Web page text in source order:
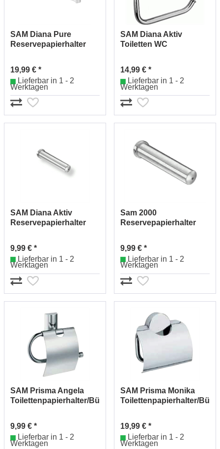
SAM Diana Pure
Reservepapierhalter
19,99 € *
Lieferbar in 1 - 2
Werktagen
SAM Diana Aktiv
Toiletten WC
14,99 € *
Lieferbar in 1 - 2
Werktagen
SAM Diana Aktiv
Reservepapierhalter
9,99 € *
Lieferbar in 1 - 2
Werktagen
Sam 2000
Reservepapierhalter
9,99 € *
Lieferbar in 1 - 2
Werktagen
SAM Prisma Angela
Toilettenpapierhalter/Bügel
9,99 € *
Lieferbar in 1 - 2
Werktagen
SAM Prisma Monika
Toilettenpapierhalter/
19,99 € *
Lieferbar in 1 - 2
Werktagen